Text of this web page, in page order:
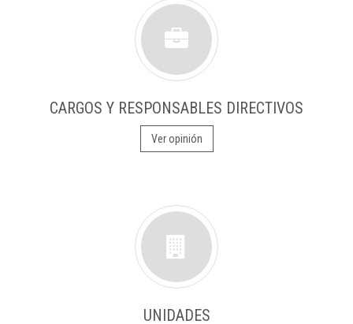
CARGOS Y RESPONSABLES DIRECTIVOS
Ver opinión
UNIDADES